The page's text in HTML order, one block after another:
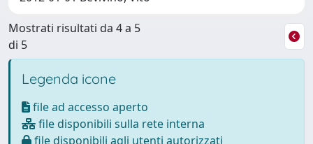
Mostrati risultati da 4 a 5
di 5
Legenda icone
file ad accesso aperto
file disponibili sulla rete interna
file disponibili agli utenti autorizzati